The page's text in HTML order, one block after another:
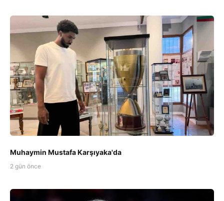
Muhaymin Mustafa Karşıyaka'da
2 gün önce